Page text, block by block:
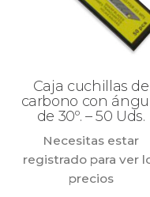
Caja cuchillas de
carbono con
de 30º. – 50 Uds.
Necesitas estar
registrado para ver
precios